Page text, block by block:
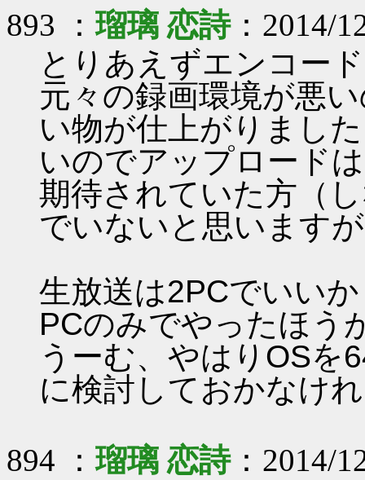
893 ：瑠璃 恋詩：2014/
とりあえずエンコー
元々の録画環境が悪
い物が仕上がりまし
いのでアップロード
期待されていた方（
でいないと思います
生放送は2PCでいい
PCのみでやったほ
うーむ、やはりOSを
に検討しておかなけ
894 ：瑠璃 恋詩：2014/